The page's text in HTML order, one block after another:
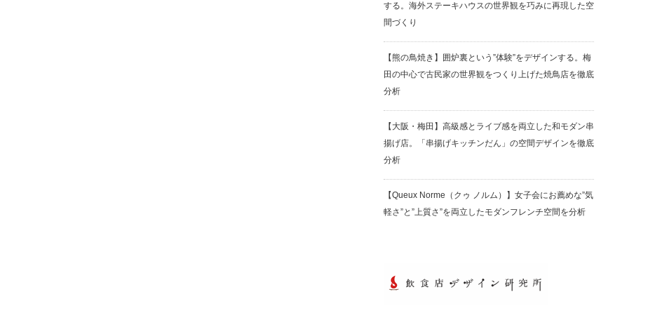
する。海外ステーキハウスの世界観を巧みに再現した空
間づくり
【熊の鳥焼き】囲炉裏という”体験”をデザインする。梅
田の中心で古民家の世界観をつくり上げた焼鳥店を徹底
分析
【大阪・梅田】高級感とライブ感を両立した和モダン串
揚げ店。「串揚げキッチンだん」の空間デザインを徹底
分析
【Queux Norme（クゥ ノルム）】女子会にお薦めな”気
軽さ”と”上質さ”を両立したモダンフレンチ空間を分析